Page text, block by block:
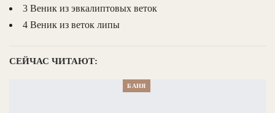
3 Веник из эвкалиптовых веток
4 Веник из веток липы
СЕЙЧАС ЧИТАЮТ:
БАНЯ